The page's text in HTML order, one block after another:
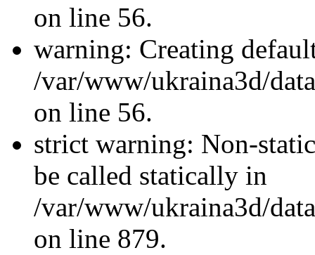
on line 56.
warning: Creating
/var/www/ukraina3d/
on line 56.
strict warning: Non-
be called statically in
/var/www/ukraina3d/
on line 879.